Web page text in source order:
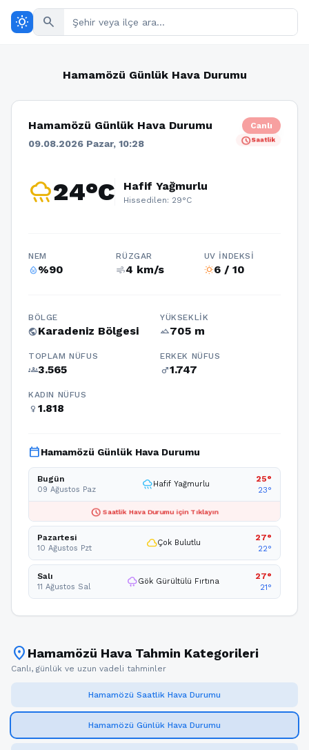
wb_sunny search
Hamamözü Günlük Hava Durumu
Hamamözü Günlük Hava Durumu
09.08.2026 Pazar, 10:28
Canlı
scheduleSaatlik
rainy24°C Hafif Yağmurlu
Hissedilen: 29°C
NEM
humidity_percentage%90
RÜZGAR
air4 km/s
UV İNDEKSI
wb_sunny6 / 10
BÖLGE
publicKaradeniz Bölgesi
YÜKSEKLIK
terrain705 m
TOPLAM NÜFUS
groups3.565
ERKEK NÜFUS
male1.747
KADIN NÜFUS
female 1.818
calendar_todayHamamözü Günlük Hava Durumu
Bugün
09 Ağustos Paz rainyHafif Yağmurlu
25°
23°
schedule Saatlik Hava Durumu için Tıklayın
Pazartesi
10 Ağustos Pzt cloudÇok Bulutlu
27°
22°
Salı
11 Ağustos Sal thunderstormGök Gürültülü Fırtına
27°
21°
location_on Hamamözü Hava Tahmin Kategorileri
Canlı, günlük ve uzun vadeli tahminler
Hamamözü Saatlik Hava Durumu
Hamamözü Günlük Hava Durumu